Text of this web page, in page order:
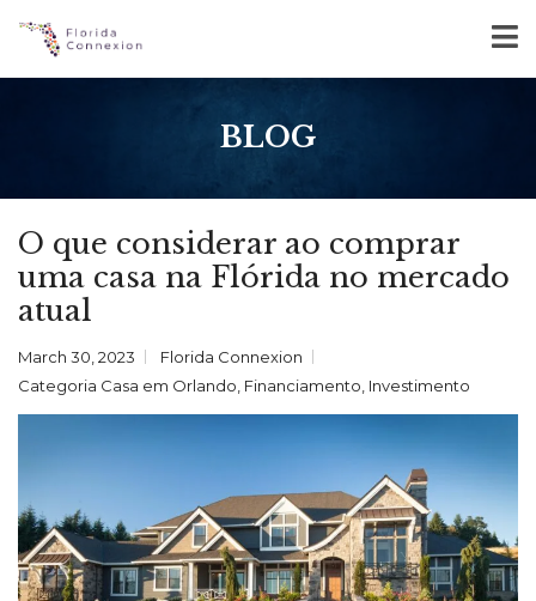
BLOG
O que considerar ao comprar
uma casa na Flórida no mercado
atual
March 30, 2023
Florida Connexion
Categoria Casa em Orlando Financiamento Investimento